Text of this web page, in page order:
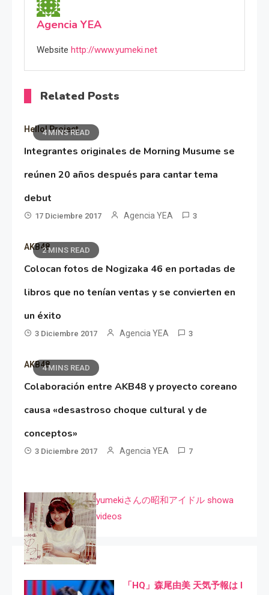
Agencia YEA
Website http://www.yumeki.net
Related Posts
4 MINS READ
Hello! Project
Integrantes originales de Morning Musume se
reúnen 20 años después para cantar tema
debut
17 Diciembre 2017 Agencia YEA 3
2 MINS READ
AKB48
Colocan fotos de Nogizaka 46 en portadas de
libros que no tenían ventas y se convierten en
un éxito
3 Diciembre 2017 Agencia YEA 3
4 MINS READ
AKB48
Colaboración entre AKB48 y proyecto coreano
causa «desastroso choque cultural y de
conceptos»
3 Diciembre 2017 Agencia YEA 7
yumekiさんの昭和アイドル showa
videos
「HQ」森尾由美 天気予報は I